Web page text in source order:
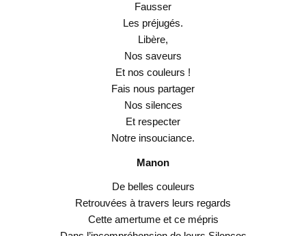
Fausser
Les préjugés.
Libère,
Nos saveurs
Et nos couleurs !
Fais nous partager
Nos silences
Et respecter
Notre insouciance.
Manon
De belles couleurs
Retrouvées à travers leurs regards
Cette amertume et ce mépris